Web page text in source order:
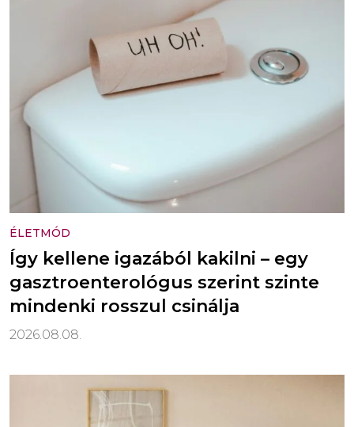
ÉLETMÓD
Így kellene igazából kakilni – egy
gasztroenterológus szerint szinte
mindenki rosszul csinálja
2026.08.08.